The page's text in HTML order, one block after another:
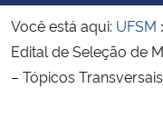
Ministério das Relações
Ministério da Economia
Você está aqui: UFSM
Edital de Seleção de
– Tópicos